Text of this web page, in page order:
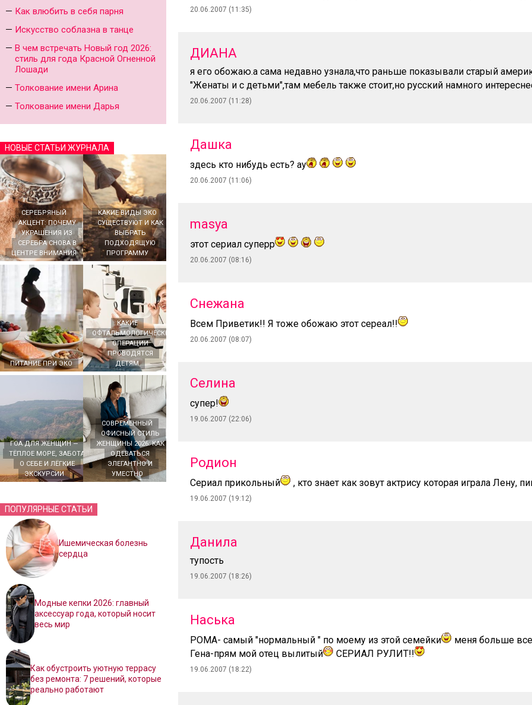
Как влюбить в себя парня
Искусство соблазна в танце
В чем встречать Новый год 2026:
стиль для года Красной Огненной
Лошади
Толкование имени Арина
Толкование имени Дарья
НОВЫЕ СТАТЬИ ЖУРНАЛА
СЕРЕБРЯНЫЙ
АКЦЕНТ: ПОЧЕМУ
УКРАШЕНИЯ ИЗ
СЕРЕБРА СНОВА В
ЦЕНТРЕ ВНИМАНИЯ
КАКИЕ ВИДЫ ЭКО
СУЩЕСТВУЮТ И КАК
ВЫБРАТЬ
ПОДХОДЯЩУЮ
ПРОГРАММУ
ПИТАНИЕ ПРИ ЭКО
КАКИЕ
ОФТАЛЬМОЛОГИЧЕСКИЕ
ОПЕРАЦИИ
ПРОВОДЯТСЯ
ДЕТЯМ
ГОА ДЛЯ ЖЕНЩИН —
ТЁПЛОЕ МОРЕ, ЗАБОТА
О СЕБЕ И ЛЁГКИЕ
ЭКСКУРСИИ
СОВРЕМЕННЫЙ
ОФИСНЫЙ СТИЛЬ
ЖЕНЩИНЫ 2026: КАК
ОДЕВАТЬСЯ
ЭЛЕГАНТНО И
УМЕСТНО
ПОПУЛЯРНЫЕ СТАТЬИ
Ишемическая болезнь
сердца
Модные кепки 2026: главный
аксессуар года, который носит
весь мир
Как обустроить уютную террасу
без ремонта: 7 решений, которые
реально работают
20.06.2007 (11:35)
ДИАНА
я его обожаю.а сама недавно узнала,что раньше показывали старый
"Женаты и с детьми",там мебель также стоит,но русский намного
20.06.2007 (11:28)
Дашка
здесь кто нибудь есть? ау
20.06.2007 (11:06)
masya
этот сериал суперр
20.06.2007 (08:16)
Снежана
Всем Приветик!! Я тоже обожаю этот сереал!!
20.06.2007 (08:07)
Селина
супер!
19.06.2007 (22:06)
Родион
Сериал прикольный , кто знает как зовут актрису которая играла Лену,
19.06.2007 (19:12)
Данила
тупость
19.06.2007 (18:26)
Наська
РОМА- самый "нормальный " по моему из этой семейки
меня больше
Гена-прям мой отец вылитый
СЕРИАЛ РУЛИТ!!
19.06.2007 (18:22)